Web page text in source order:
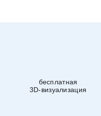
бесплатная
3D-визуализация